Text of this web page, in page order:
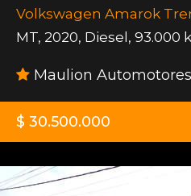
Volkswagen Amarok
MT, 2020, Diesel, 93.000
Maulion Automotores
$ 30.500.000